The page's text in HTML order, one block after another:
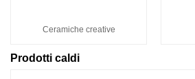
Ceramiche creative
Prodotti caldi